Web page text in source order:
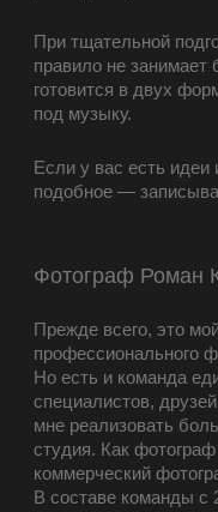
При тщательной
правило не занимает
готовится в двух
под музыку.
Если у вас есть идеи
подобное —
Фотограф Роман
Прежде всего, это
профессионального
Но есть и команда
специалистов,
мне реализовать
студия. Как фотограф
коммерческий
В составе команды с